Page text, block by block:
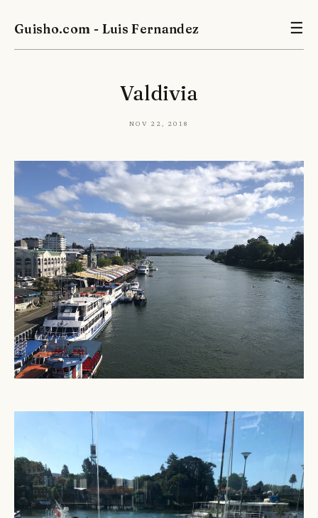
Guisho.com - Luis Fernandez ☰
Valdivia
Nov 22, 2018